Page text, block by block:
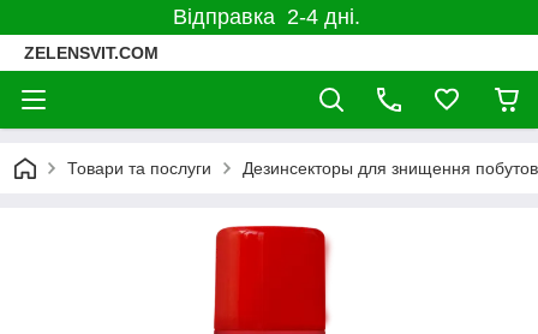
Відправка 2-4 дні.
ZELENSVIT.COM
Товари та послуги Дезинсекторы для знищення